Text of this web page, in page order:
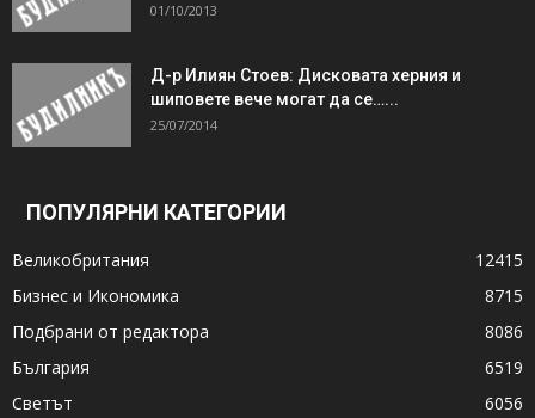
01/10/2013
Д-р Илиян Стоев: Дисковата херния и
шиповете вече могат да се…...
25/07/2014
ПОПУЛЯРНИ КАТЕГОРИИ
Великобритания
12415
Бизнес и Икономика
8715
Подбрани от редактора
8086
България
6519
Светът
6056